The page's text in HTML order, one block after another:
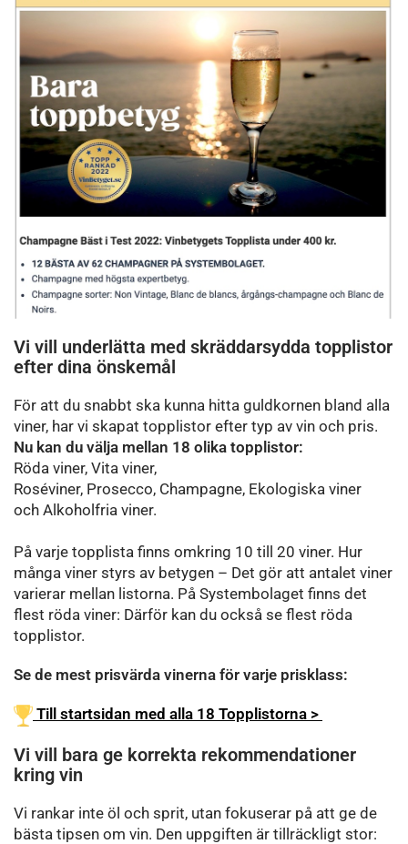
Vi vill underlätta med skräddarsydda topplistor
efter dina önskemål
För att du snabbt ska kunna hitta guldkornen bland alla
viner, har vi skapat topplistor efter typ av vin och pris.
Nu kan du välja mellan 18 olika topplistor:
Röda viner, Vita viner,
Roséviner, Prosecco, Champagne, Ekologiska viner
och Alkoholfria viner.
På varje topplista finns omkring 10 till 20 viner. Hur
många viner styrs av betygen – Det gör att antalet viner
varierar mellan listorna. På Systembolaget finns det
flest röda viner: Därför kan du också se flest röda
topplistor.
Se de mest prisvärda vinerna för varje prisklass:
Till startsidan med alla 18 Topplistorna >
Vi vill bara ge korrekta rekommendationer
kring vin
Vi rankar inte öl och sprit, utan fokuserar på att ge de
bästa tipsen om vin. Den uppgiften är tillräckligt stor: